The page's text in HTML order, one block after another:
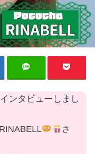
ンタビューしまし
さ